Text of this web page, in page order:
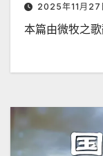
2025年11月27
本篇由微牧之